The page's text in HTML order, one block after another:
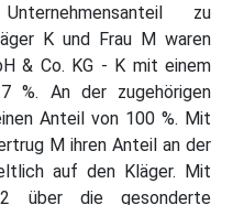
zu
K und Frau M waren
& Co. KG - K mit einem
An der zugehörigen
Anteil von 100 %. Mit
M ihren Anteil an der
auf den Kläger. Mit
über die gesonderte